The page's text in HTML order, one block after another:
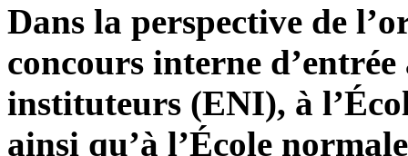
Dans la perspective de
concours interne
instituteurs (ENI), à
ainsi qu’à l’École